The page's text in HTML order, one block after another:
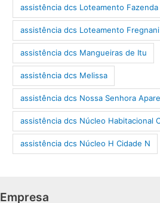
assistência dcs Loteamento Fazenda
assistência dcs Loteamento Fregnani
assistência dcs Mangueiras de Itu
assistência dcs Melissa
assistência dcs Nossa Senhora
assistência dcs Núcleo Habitacional
assistência dcs Núcleo H Cidade N
Empresa